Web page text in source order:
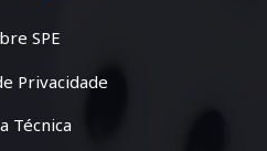
SPE
Privacidade
Técnica